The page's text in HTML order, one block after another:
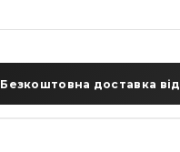
Безкоштовна доставка від